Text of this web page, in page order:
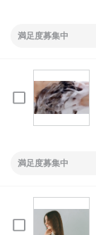
満足度募集中
満足度募集中